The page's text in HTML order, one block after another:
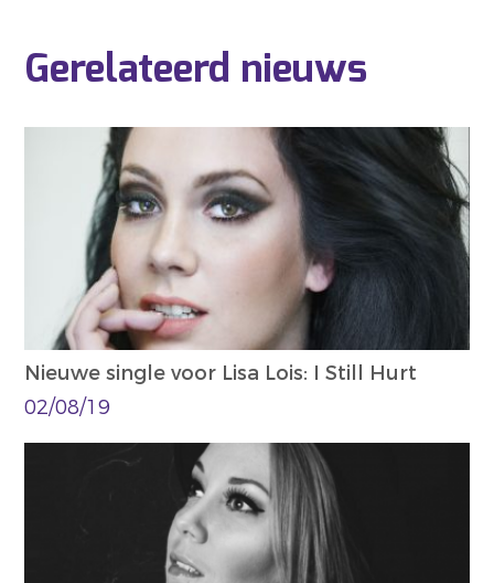
Gerelateerd nieuws
Nieuwe single voor Lisa Lois: I Still Hurt
02/08/19